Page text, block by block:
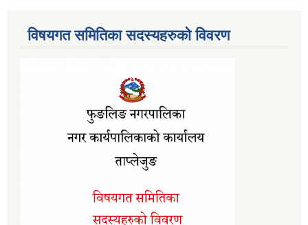
विषयगत समितिका सदस्यहरुको विवरण